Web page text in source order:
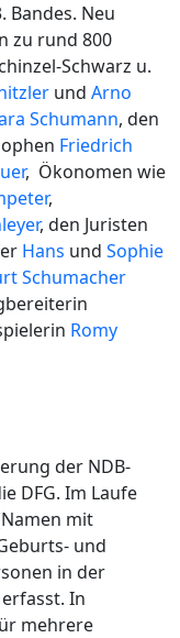
Bandes. Neu
zu rund 800
Schwarz u.
und Arno
Schumann, den
Friedrich
, Ökonomen wie
,
, den Juristen
Hans und Sophie
Schumacher
Romy
der NDB-
DFG. Im Laufe
mit
und
in der
In
mehrere